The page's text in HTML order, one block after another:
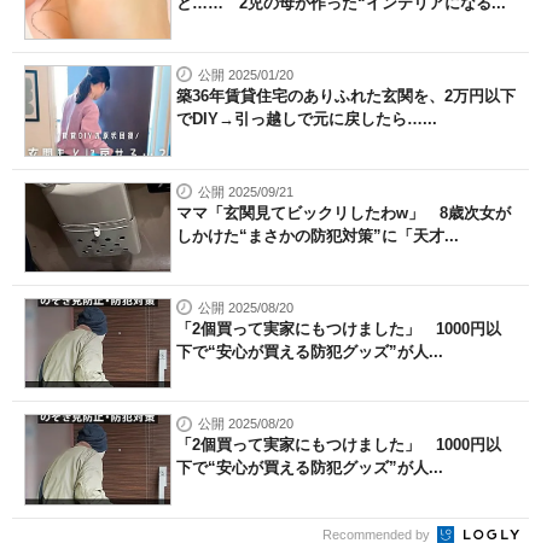
公開 2025/01/20
築36年賃貸住宅のありふれた玄関を、2万円以下
でDIY→引っ越しで元に戻したら…...
公開 2025/09/21
ママ「玄関見てビックリしたわw」 8歳次女が
しかけた“まさかの防犯対策”に「天才...
公開 2025/08/20
「2個買って実家にもつけました」 1000円以
下で“安心が買える防犯グッズ”が人...
公開 2025/08/20
「2個買って実家にもつけました」 1000円以
下で“安心が買える防犯グッズ”が人...
Recommended by